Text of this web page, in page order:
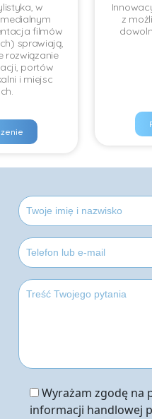
w
filmów
sprawiają,
rozwiązanie
portów
i miejsc
z
Wyrażam zgodę na
informacji handlowej